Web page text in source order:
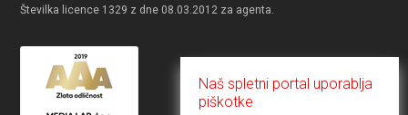
Številka licence 1329 z dne 08.03.2012 za agenta.
Naš spletni portal uporablja
piškotke